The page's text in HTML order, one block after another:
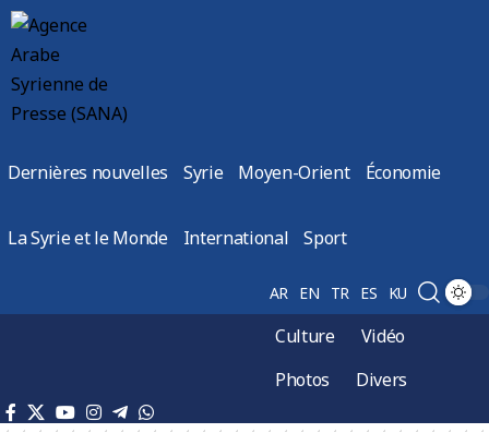
Dernières nouvelles Syrie Moyen-Orient Économie
La Syrie et le Monde International Sport
AR EN TR ES KU
Culture
Vidéo
Photos
Divers